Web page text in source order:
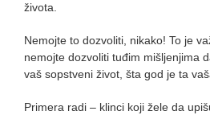
života.
Nemojte to dozvoliti, nikako! To je
nemojte dozvoliti tuđim mišljenjima
vaš sopstveni život, šta god je ta
Primera radi – klinci koji žele da